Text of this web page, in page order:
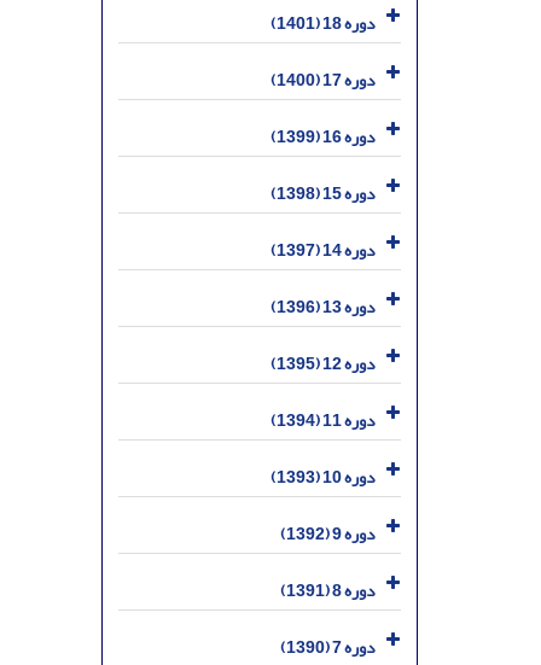
دوره 18 (1401)
دوره 17 (1400)
دوره 16 (1399)
دوره 15 (1398)
دوره 14 (1397)
دوره 13 (1396)
دوره 12 (1395)
دوره 11 (1394)
دوره 10 (1393)
دوره 9 (1392)
دوره 8 (1391)
دوره 7 (1390)